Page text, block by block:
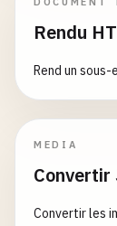
Rendu
Rend un sous-
MEDIA
Convertir
Convertir les